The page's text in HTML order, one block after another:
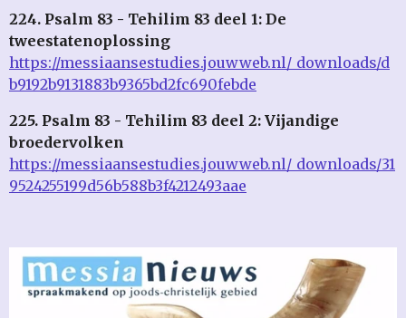
224. Psalm 83 - Tehilim 83 deel 1: De
tweestatenoplossing
https://messiaansestudies.jouwweb.nl/_downloads/d
b9192b9131883b9365bd2fc690febde
225. Psalm 83 - Tehilim 83 deel 2: Vijandige
broedervolken
https://messiaansestudies.jouwweb.nl/_downloads/31
9524255199d56b588b3f4212493aae